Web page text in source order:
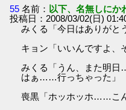
55 名前： 以下、名無しにか
投稿日：2008/03/02(日)
みくる「今日はありがと
キョン「いいんですよ、
みくる「うん、また明
はぁ……行っちゃった」
喪黒「ホッホッホ……こ